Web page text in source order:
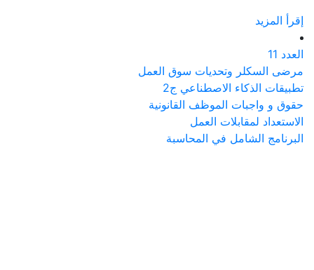
إقرأ المزيد
العدد 11
مرضى السكلر وتحديات سوق العمل
تطبيقات الذكاء الاصطناعي ج2
حقوق و واجبات الموظف القانونية
الاستعداد لمقابلات العمل
البرنامج الشامل في المحاسبة